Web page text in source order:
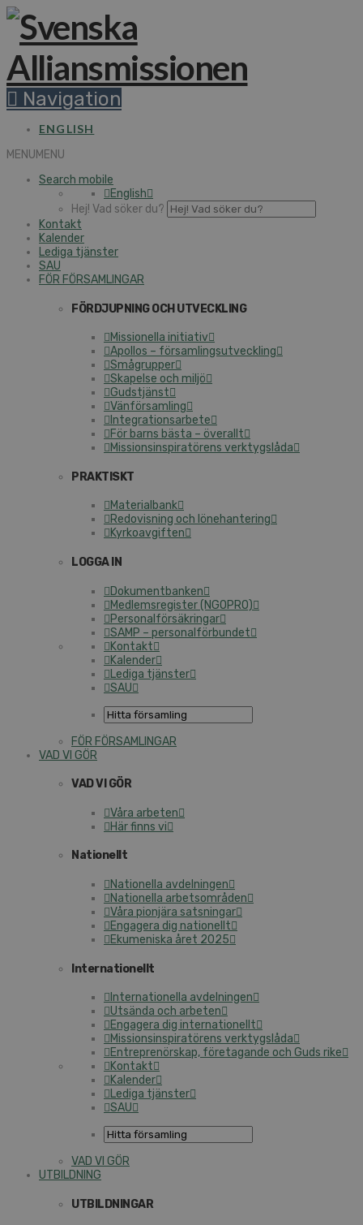
Navigation
ENGLISH
MENUMENU
Search mobile
English
Hej! Vad söker du?
Kontakt
Kalender
Lediga tjänster
SAU
FÖR FÖRSAMLINGAR
FÖRDJUPNING OCH UTVECKLING
Missionella initiativ
Apollos – församlingsutveckling
Smågrupper
Skapelse och miljö
Gudstjänst
Vänförsamling
Integrationsarbete
För barns bästa – överallt
Missionsinspiratörens verktygslåda
PRAKTISKT
Materialbank
Redovisning och lönehantering
Kyrkoavgiften
LOGGA IN
Dokumentbanken
Medlemsregister (NGOPRO)
Personalförsäkringar
SAMP – personalförbundet
Kontakt
Kalender
Lediga tjänster
SAU
FÖR FÖRSAMLINGAR
VAD VI GÖR
VAD VI GÖR
Våra arbeten
Här finns vi
Nationellt
Nationella avdelningen
Nationella arbetsområden
Våra pionjära satsningar
Engagera dig nationellt
Ekumeniska året 2025
Internationellt
Internationella avdelningen
Utsända och arbeten
Engagera dig internationellt
Missionsinspiratörens verktygslåda
Entreprenörskap, företagande och Guds rike
Kontakt
Kalender
Lediga tjänster
SAU
VAD VI GÖR
UTBILDNING
UTBILDNINGAR